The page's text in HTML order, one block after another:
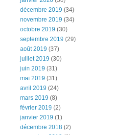
décembre 2019 (34)
novembre 2019 (34)
octobre 2019 (30)
septembre 2019 (29)
août 2019 (37)
juillet 2019 (30)
juin 2019 (31)
mai 2019 (31)
avril 2019 (24)
mars 2019 (8)
février 2019 (2)
janvier 2019 (1)
décembre 2018 (2)